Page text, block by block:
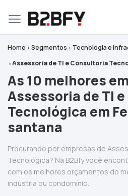
Home Segmentos
Tecnologia e
Assessoria de TI e Consultoria
As 10 melhores
Assessoria de TI
Tecnológica em
santana
Procurando por empresas de
Tecnológica? Na B2Bfy você
com os melhores orçamentos do
indústria ou condomínio.